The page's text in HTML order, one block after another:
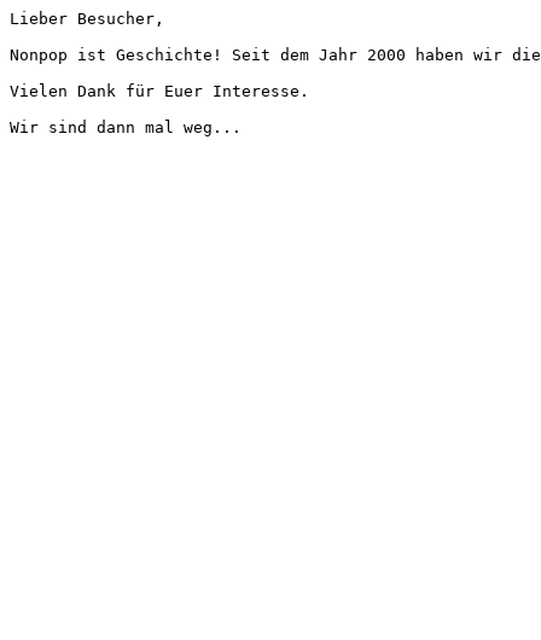
Lieber Besucher,
Nonpop ist Geschichte! Seit dem Jahr 2000 haben wir
Vielen Dank für Euer Interesse.
Wir sind dann mal weg...